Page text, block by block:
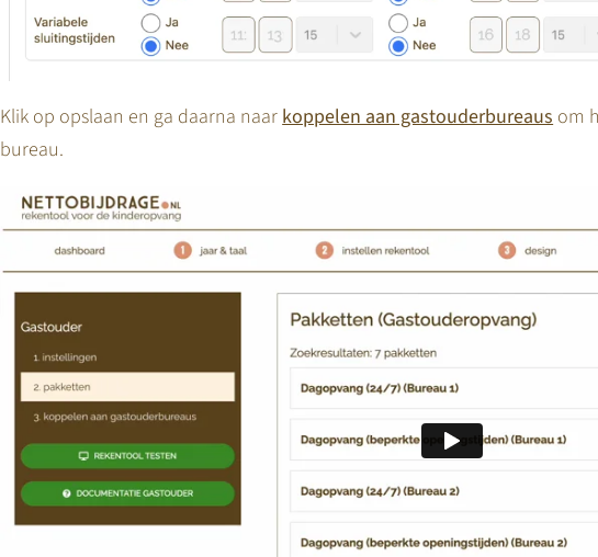
Klik op opslaan en ga daarna naarkoppelen aan gastouderbureausom
bureau.